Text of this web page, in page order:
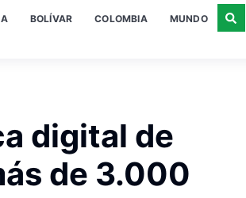
BOLÍVAR COLOMBIA MUNDO
digital de
de 3.000